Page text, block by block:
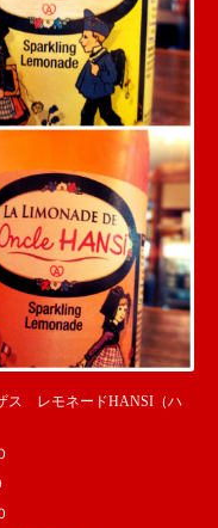
ス レモネードHANSI（ハ